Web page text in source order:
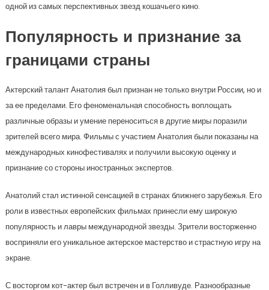
одной из самых перспективных звезд кошачьего кино.
Популярность и признание за
границами страны
Актерский талант Анатолия был признан не только внутри России, но и
за ее пределами. Его феноменальная способность воплощать
различные образы и умение переноситься в другие миры поразили
зрителей всего мира. Фильмы с участием Анатолия были показаны на
международных кинофестивалях и получили высокую оценку и
признание со стороны иностранных экспертов.
Анатолий стал истинной сенсацией в странах ближнего зарубежья. Его
роли в известных европейских фильмах принесли ему широкую
популярность и лавры международной звезды. Зрители восторженно
восприняли его уникальное актерское мастерство и страстную игру на
экране.
С восторгом кот-актер был встречен и в Голливуде. Разнообразные